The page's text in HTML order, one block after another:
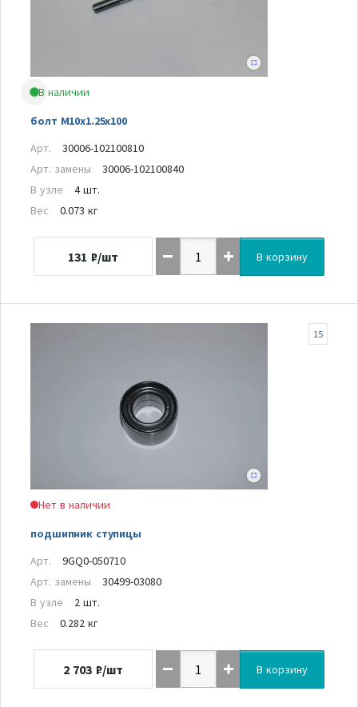
В наличии
болт M10x1.25x100
Арт.
30006-102100810
Арт. замены
30006-102100840
В узле
4 шт.
Вес
0.073 кг
131 ₽/шт В корзину
Нет в наличии
подшипник ступицы
15
Арт.
9GQ0-050710
Арт. замены
30499-03080
В узле
2 шт.
Вес
0.282 кг
2 703 ₽/шт В корзину